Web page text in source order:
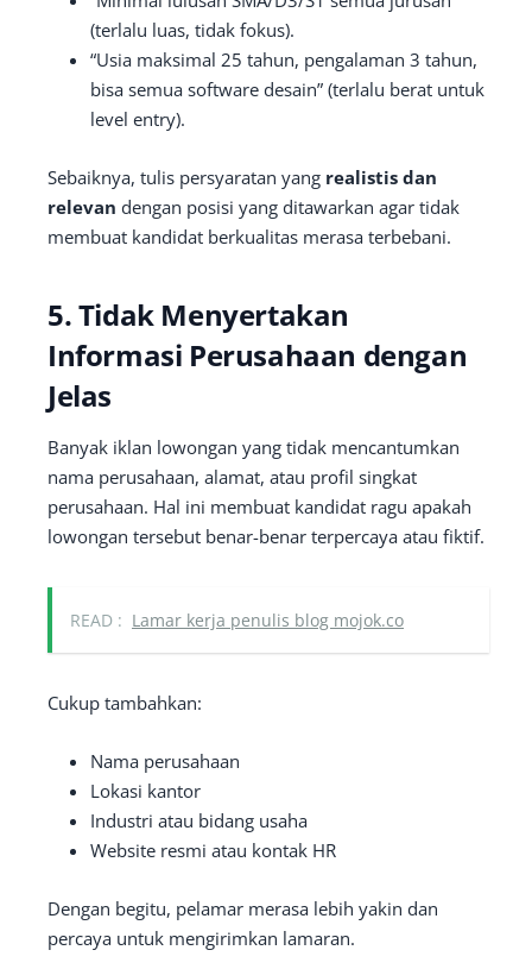
(terlalu luas, tidak fokus).
“Usia maksimal 25 tahun, pengalaman 3 tahun,
bisa semua software desain” (terlalu berat untuk
level entry).
Sebaiknya, tulis persyaratan yang realistis dan
relevan dengan posisi yang ditawarkan agar tidak
membuat kandidat berkualitas merasa terbebani.
5. Tidak Menyertakan
Informasi Perusahaan dengan
Jelas
Banyak iklan lowongan yang tidak mencantumkan
nama perusahaan, alamat, atau profil singkat
perusahaan. Hal ini membuat kandidat ragu apakah
lowongan tersebut benar-benar terpercaya atau fiktif.
READ : Lamar kerja penulis blog mojok.co
Cukup tambahkan:
Nama perusahaan
Lokasi kantor
Industri atau bidang usaha
Website resmi atau kontak HR
Dengan begitu, pelamar merasa lebih yakin dan
percaya untuk mengirimkan lamaran.